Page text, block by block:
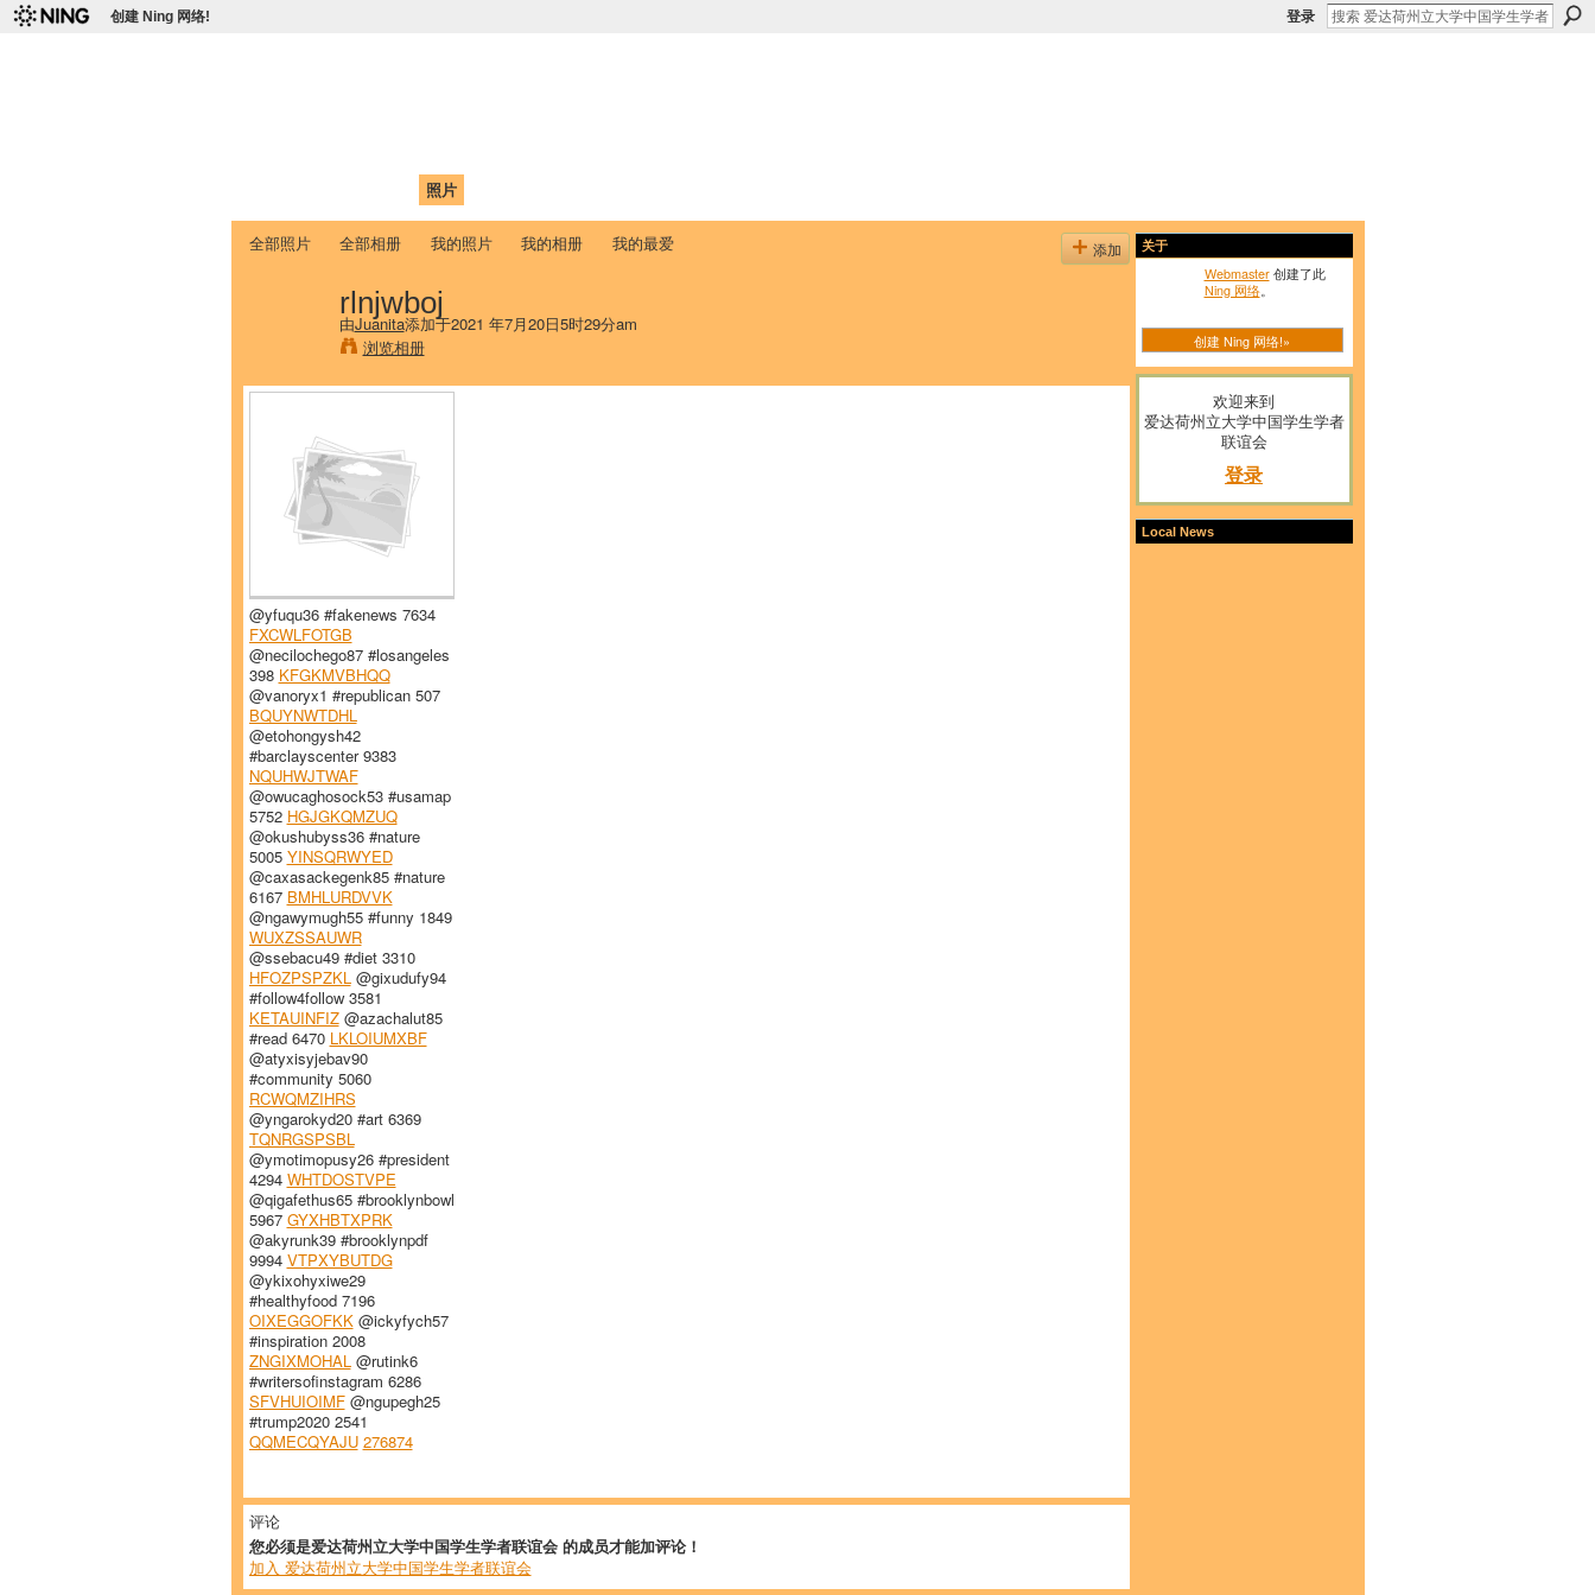
创建 Ning 网络! 登录
照片
全部照片 全部相册 我的照片 我的相册 我的最爱 添加
rlnjwboj
由Juanita添加于2021 年7月20日5时29分am
浏览相册
@yfuqu36 #fakenews 7634
FXCWLFOTGB
@necilochego87 #losangeles
398 KFGKMVBHQQ
@vanoryx1 #republican 507
BQUYNWTDHL
@etohongysh42
#barclayscenter 9383
NQUHWJTWAF
@owucaghosock53 #usamap
5752 HGJGKQMZUQ
@okushubyss36 #nature
5005 YINSQRWYED
@caxasackegenk85 #nature
6167 BMHLURDVVK
@ngawymugh55 #funny 1849
WUXZSSAUWR
@ssebacu49 #diet 3310
HFOZPSPZKL@gixudufy94
#follow4follow 3581
KETAUINFIZ@azachalut85
#read 6470 LKLOIUMXBF
@atyxisyjebav90
#community 5060
RCWQMZIHRS
@yngarokyd20 #art 6369
TQNRGSPSBL
@ymotimopusy26 #president
4294 WHTDOSTVPE
@qigafethus65 #brooklynbowl
5967 GYXHBTXPRK
@akyrunk39 #brooklynpdf
9994 VTPXYBUTDG
@ykixohyxiwe29
#healthyfood 7196
OIXEGGOFKK@ickyfych57
#inspiration 2008
ZNGIXMOHAL@rutink6
#writersofinstagram 6286
SFVHUIOIMF@ngupegh25
#trump2020 2541
QQMECQYAJU 276874
评论
您必须是爱达荷州立大学中国学生学者联谊会 的成员才能加评论！
加入 爱达荷州立大学中国学生学者联谊会
关于
Webmaster创建了此
Ning 网络。
创建 Ning 网络!»
欢迎来到
爱达荷州立大学中国学生学者
联谊会
登录
Local News